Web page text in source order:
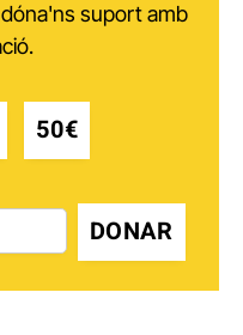
suport amb
50€
DONAR